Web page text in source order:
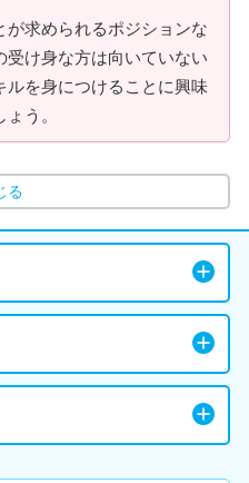
が求められるポジションな
け身な方は向いていない
ルを身につけることに興味
う。
る